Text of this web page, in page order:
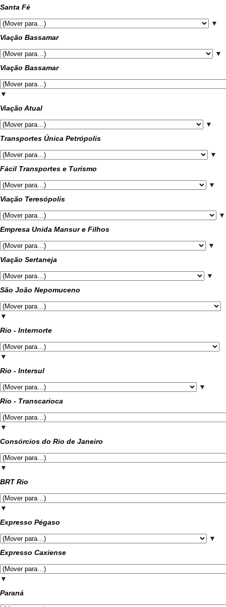
Santa Fé
▼
Viação Bassamar
▼
Viação Bassamar
▼
Viação Atual
▼
Transportes Única Petrópolis
▼
Fácil Transportes e Turismo
▼
Viação Teresópolis
▼
Empresa Unida Mansur e Filhos
▼
Viação Sertaneja
▼
São João Nepomuceno
▼
Rio - Internorte
▼
Rio - Intersul
▼
Rio - Transcarioca
▼
Consórcios do Rio de Janeiro
▼
BRT Rio
▼
Expresso Pégaso
▼
Expresso Caxiense
▼
Paraná